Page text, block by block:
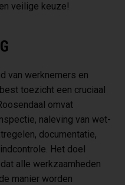
veilige keuze!
van werknemers en
toezicht een cruciaal
omvat
naleving van wet-
documentatie,
Het doel
alle werkzaamheden
manier worden